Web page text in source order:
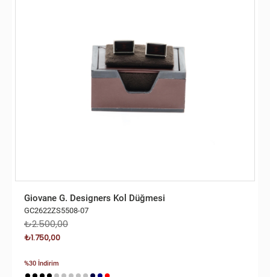
Giovane G. Designers Kol Düğmesi
GC2622ZS5508-07
₺2.500,00
₺1.750,00
%30 İndirim